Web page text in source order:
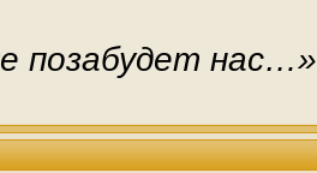
позабудет нас…»